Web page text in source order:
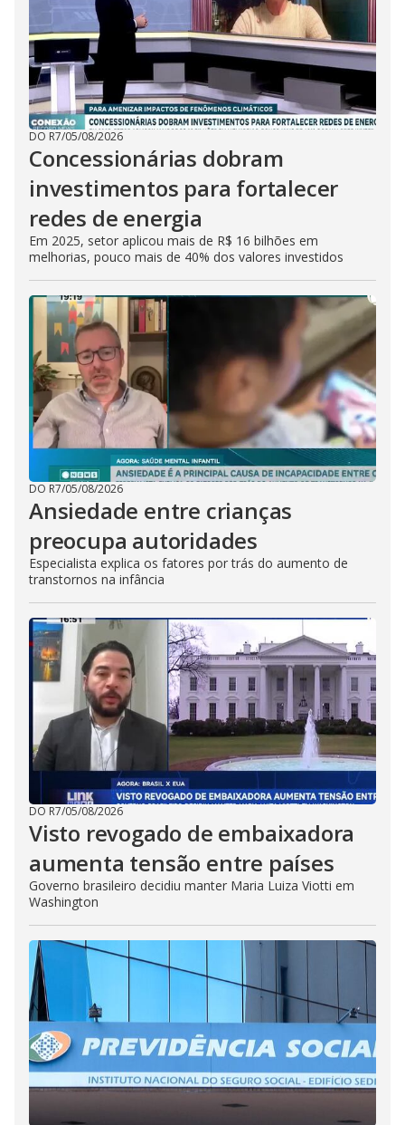
DO R7/05/08/2026
Concessionárias dobram
investimentos para fortalecer
redes de energia
Em 2025, setor aplicou mais de R$ 16 bilhões em
melhorias, pouco mais de 40% dos valores investidos
DO R7/05/08/2026
Ansiedade entre crianças
preocupa autoridades
Especialista explica os fatores por trás do aumento de
transtornos na infância
DO R7/05/08/2026
Visto revogado de embaixadora
aumenta tensão entre países
Governo brasileiro decidiu manter Maria Luiza Viotti em
Washington